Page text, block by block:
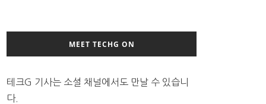
MEET TECHG ON
테크G 기사는 소셜 채널에서도 만날 수 있습니
다.